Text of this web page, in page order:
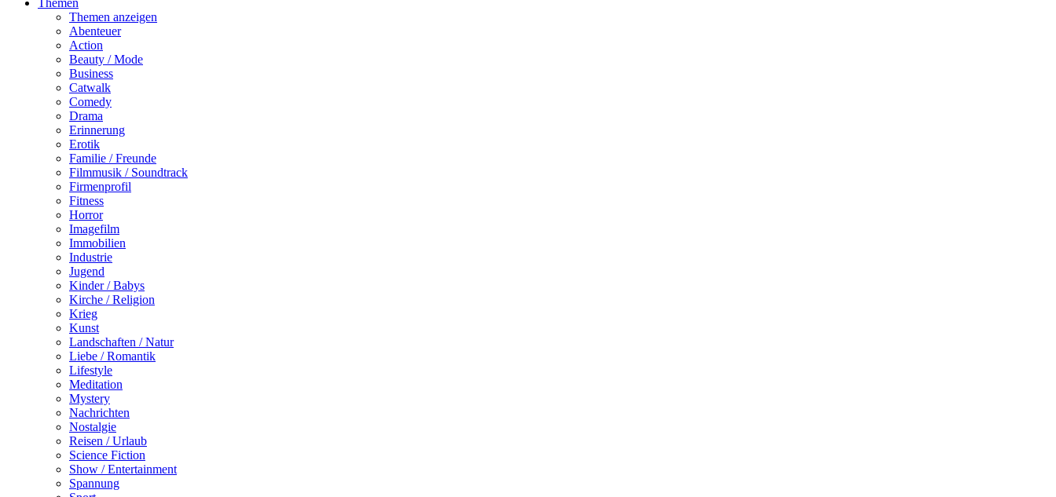
Themen
Themen anzeigen
Abenteuer
Action
Beauty / Mode
Business
Catwalk
Comedy
Drama
Erinnerung
Erotik
Familie / Freunde
Filmmusik / Soundtrack
Firmenprofil
Fitness
Horror
Imagefilm
Immobilien
Industrie
Jugend
Kinder / Babys
Kirche / Religion
Krieg
Kunst
Landschaften / Natur
Liebe / Romantik
Lifestyle
Meditation
Mystery
Nachrichten
Nostalgie
Reisen / Urlaub
Science Fiction
Show / Entertainment
Spannung